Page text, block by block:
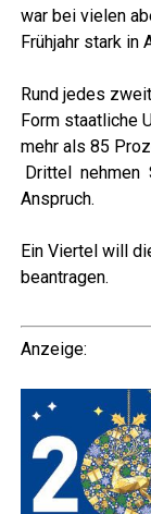
war bei vie­len
Früh­jahr stark in
Rund jedes
Form staat­li­che
mehr als 85
Drit­tel neh­men
Anspruch.
Ein Vier­tel will
beantragen.
Anzei­ge: